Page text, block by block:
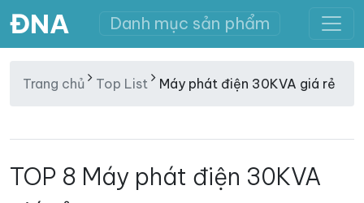
ĐNA Danh mục sản phẩm
Trang chủ Top List Máy phát điện 30KVA giá rẻ
TOP 8 Máy phát điện 30KVA